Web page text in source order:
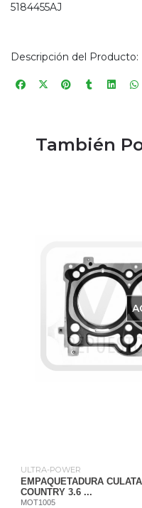
5184455AJ
Descripción del Producto:
También
ULTRA-POWER
EMPAQUETADURA
COUNTRY 3.6 ...
MOT1005